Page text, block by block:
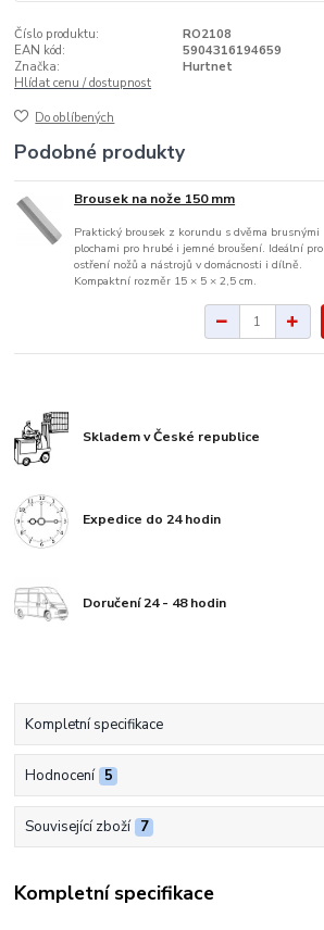
Číslo produktu:
RO2108
EAN kód:
5904316194659
Značka:
Hurtnet
Hlídat cenu / dostupnost
Do oblíbených
Podobné produkty
Brousek na nože 150 mm
Praktický brousek z korundu s dvěma brusnými
plochami pro hrubé i jemné broušení. Ideální pro
ostření nožů a nástrojů v domácnosti i dílně.
Kompaktní rozměr 15 × 5 × 2,5 cm.
Skladem v České republice
Expedice do 24 hodin
Doručení 24 - 48 hodin
Kompletní specifikace
Hodnocení 5
Související zboží 7
Kompletní specifikace